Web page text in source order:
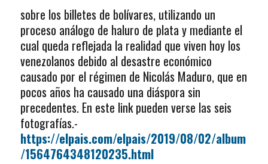
sobre los billetes de bolívares, utilizando un
proceso análogo de haluro de plata y mediante el
cual queda reflejada la realidad que viven hoy los
venezolanos debido al desastre económico
causado por el régimen de Nicolás Maduro, que en
pocos años ha causado una diáspora sin
precedentes. En este link pueden verse las seis
fotografías.-
https://elpais.com/elpais/2019/08/02/album
/1564764348120235.html